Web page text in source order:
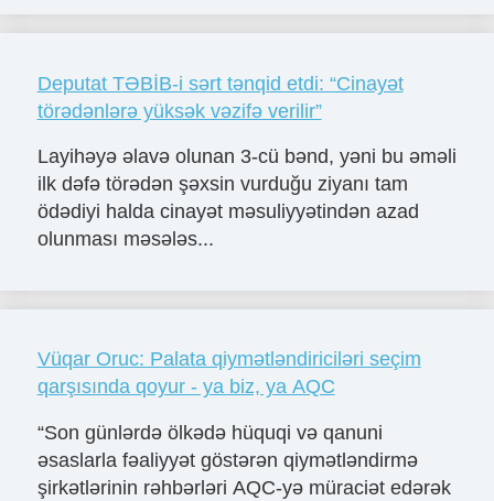
Deputat TƏBİB-i sərt tənqid etdi: “Cinayət
törədənlərə yüksək vəzifə verilir”
Layihəyə əlavə olunan 3-cü bənd, yəni bu əməli
ilk dəfə törədən şəxsin vurduğu ziyanı tam
ödədiyi halda cinayət məsuliyyətindən azad
olunması məsələs...
Vüqar Oruc: Palata qiymətləndiriciləri seçim
qarşısında qoyur - ya biz, ya AQC
“Son günlərdə ölkədə hüquqi və qanuni
əsaslarla fəaliyyət göstərən qiymətləndirmə
şirkətlərinin rəhbərləri AQC-yə müraciət edərək